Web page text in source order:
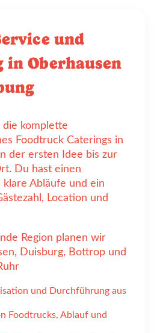
und
in Oberhausen
komplette
Foodtruck Caterings in
der ersten Idee bis zur
Du hast einen
Abläufe und ein
Location und
Region planen wir
Duisburg, Bottrop und
und Durchführung aus
Foodtrucks, Ablauf und